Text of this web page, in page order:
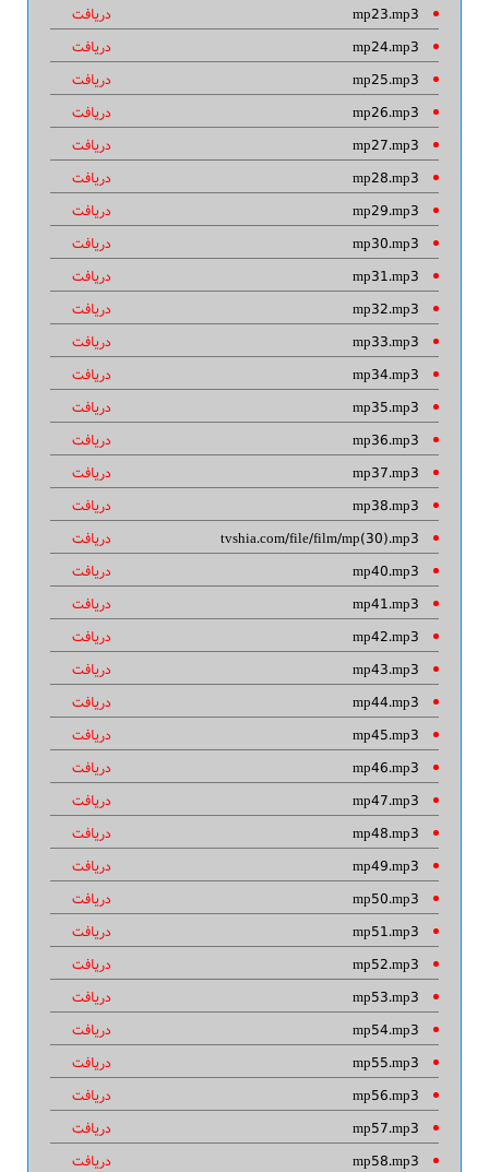
دریافت
mp23.mp3
دریافت
mp24.mp3
دریافت
mp25.mp3
دریافت
mp26.mp3
دریافت
mp27.mp3
دریافت
mp28.mp3
دریافت
mp29.mp3
دریافت
mp30.mp3
دریافت
mp31.mp3
دریافت
mp32.mp3
دریافت
mp33.mp3
دریافت
mp34.mp3
دریافت
mp35.mp3
دریافت
mp36.mp3
دریافت
mp37.mp3
دریافت
mp38.mp3
دریافت
tvshia.com/file/film/mp(30).mp3
دریافت
mp40.mp3
دریافت
mp41.mp3
دریافت
mp42.mp3
دریافت
mp43.mp3
دریافت
mp44.mp3
دریافت
mp45.mp3
دریافت
mp46.mp3
دریافت
mp47.mp3
دریافت
mp48.mp3
دریافت
mp49.mp3
دریافت
mp50.mp3
دریافت
mp51.mp3
دریافت
mp52.mp3
دریافت
mp53.mp3
دریافت
mp54.mp3
دریافت
mp55.mp3
دریافت
mp56.mp3
دریافت
mp57.mp3
دریافت
mp58.mp3